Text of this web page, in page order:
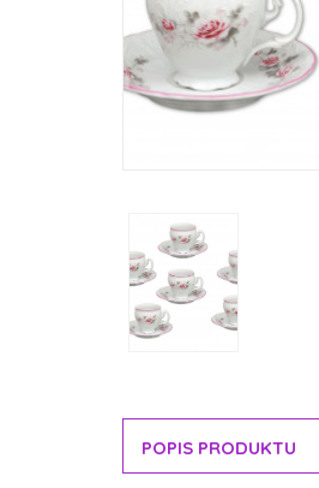
POPIS PRODUKTU